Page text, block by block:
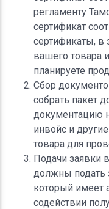
регламенту
сертификат
сертификаты, в
вашего товара
планируете
Сбор
собрать пакет
документацию
инвойс и
товара для
Подачи заявки
должны подать
который имеет
содействии